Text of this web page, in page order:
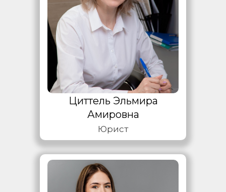
Юрист
Циттель Эльмира
Амировна